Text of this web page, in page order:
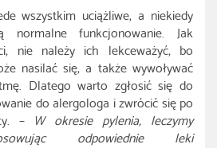
wszystkim uciążliwe, a niekiedy
normalne funkcjonowanie. Jak
nie należy ich lekceważyć, bo
nasilać się, a także wywoływać
Dlatego warto zgłosić się do
do alergologa i zwrócić się po
– W okresie pylenia, leczymy
odpowiednie leki